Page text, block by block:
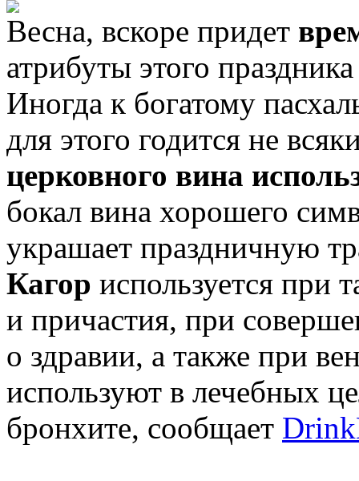
Весна, вскоре придет
атрибуты этого
Иногда к богатому
для этого годится не
церковного вина
бокал вина хорошего
украшает праздничную
Кагор используется при
и причастия, при
о здравии, а также при
используют в лечебных
бронхите, сообщает